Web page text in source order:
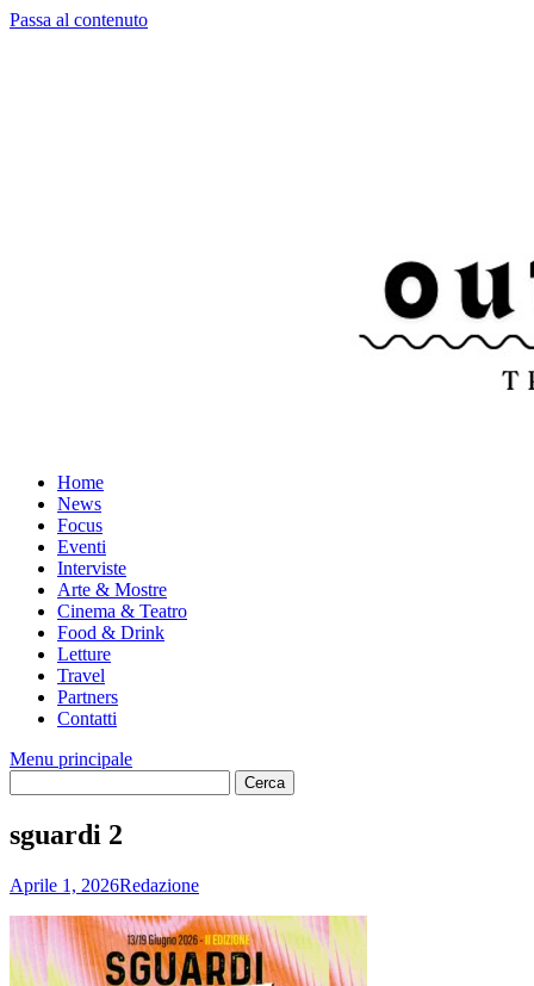
Passa al contenuto
Home
News
Focus
Eventi
Interviste
Arte & Mostre
Cinema & Teatro
Food & Drink
Letture
Travel
Partners
Contatti
Menu principale
sguardi 2
Aprile 1, 2026Redazione